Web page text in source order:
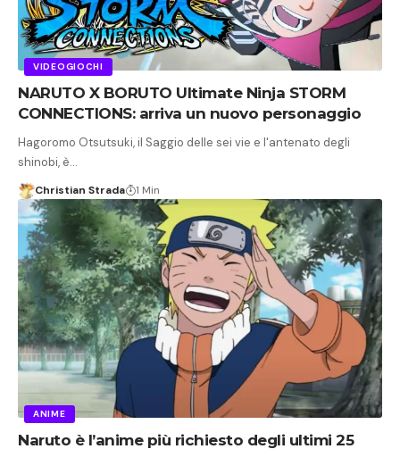
VIDEOGIOCHI
NARUTO X BORUTO Ultimate Ninja STORM
CONNECTIONS: arriva un nuovo personaggio
Hagoromo Otsutsuki, il Saggio delle sei vie e l'antenato degli
shinobi, è…
Christian Strada 1 Min
ANIME
Naruto è l’anime più richiesto degli ultimi 25